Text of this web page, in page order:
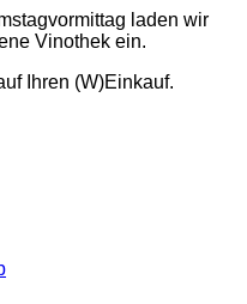
laden wir
Vinothek ein.
Ihren (W)Einkauf.